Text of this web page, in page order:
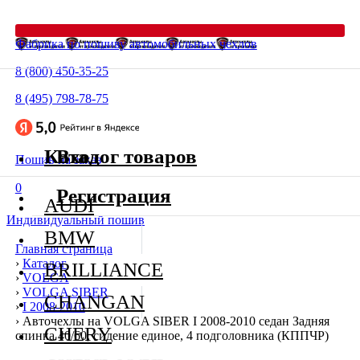
Фабрика по пошиву автомобильных чехлов
8 (800) 450-35-25
8 (495) 798-78-75
Пошив на заказ
0
Индивидуальный пошив
Главная страница
› Каталог
› VOLGA
› VOLGA SIBER
› I 2008-2010
› Авточехлы на VOLGA SIBER I 2008-2010 седан Задняя
спинка 40/60, сидение единое, 4 подголовника (КППЧР)
Каталог товаров
AUDI
BMW
BRILLIANCE
CHANGAN
CHERY
Вход
Регистрация